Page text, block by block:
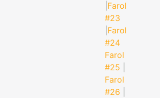
Farol
#23
Farol
#24
Farol
#25
Farol
#26